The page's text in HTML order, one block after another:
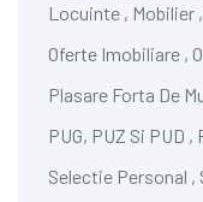
Locuinte , Mobilier ,
Oferte Imobiliare ,
Plasare Forta De
PUG, PUZ Si PUD ,
Selectie Personal ,